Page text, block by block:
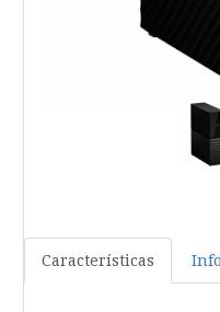
Características